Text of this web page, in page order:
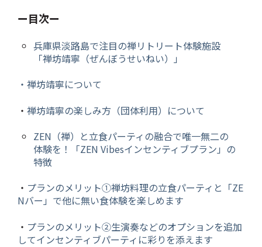
ー目次ー
兵庫県淡路島で注目の禅リトリート体験施設
「禅坊靖寧（ぜんぼうせいねい）」
・禅坊靖寧について
・ 禅坊靖寧の楽しみ方（団体利用）について
ZEN（禅）と立食パーティの融合で唯一無二の
体験を！「ZEN Vibesインセンティブプラン」の
特徴
・ プランのメリット①禅坊料理の立食パーティと「ZE
Nバー」で他に無い食体験を楽しめます
・ プランのメリット➁生演奏などのオプションを追加
してインセンティブパーティに彩りを添えます